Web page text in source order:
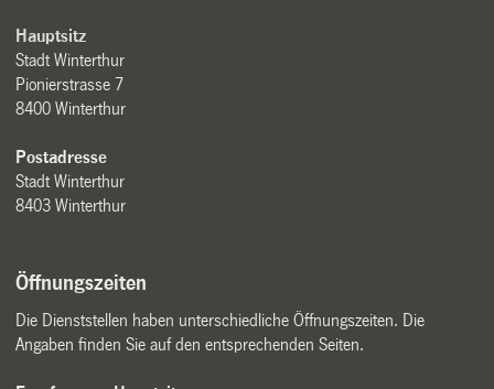
Hauptsitz
Stadt Winterthur
Pionierstrasse 7
8400 Winterthur
Postadresse
Stadt Winterthur
8403 Winterthur
Öffnungszeiten
Die Dienststellen haben unterschiedliche Öffnungszeiten. Die
Angaben finden Sie auf den entsprechenden Seiten.